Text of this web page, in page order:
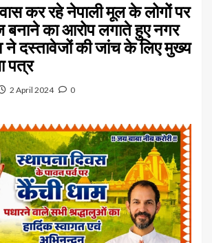
कर रहे नेपाली मूल के लोगों पर
बनाने का आरोप लगाते हुए नगर
दस्तावेजों की जांच के लिए मुख्य
पत्र
2 April 2024 0